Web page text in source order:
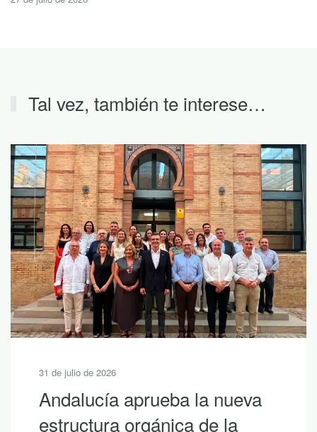
Tal vez, también te interese…
31 de julio de 2026
Andalucía aprueba la nueva
estructura orgánica de la